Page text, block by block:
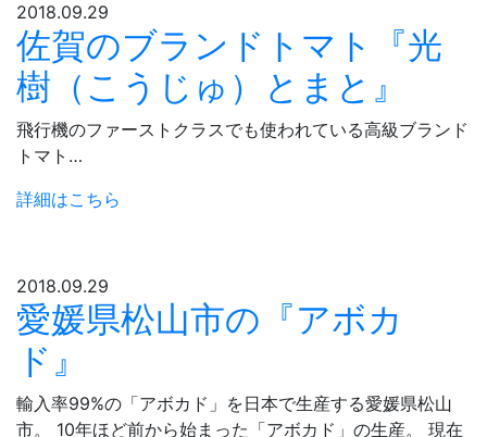
2018.09.29
佐賀のブランドトマト『光
樹（こうじゅ）とまと』
飛行機のファーストクラスでも使われている高級ブランド
トマト…
詳細はこちら
2018.09.29
愛媛県松山市の『アボカ
ド』
輸入率99%の「アボカド」を日本で生産する愛媛県松山
市。 10年ほど前から始まった「アボカド」の生産。 現在